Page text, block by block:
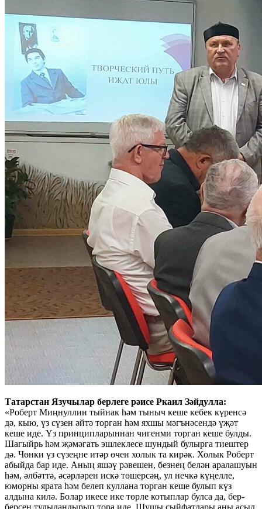
Татарстан Язучылар берлеге рәисе Ркаил Зәйдулла:
«Роберт Миңнуллин тыйнак һәм тыныч кеше кебек күренсә
дә, кыю, үз сүзен әйтә торган һәм яхшы мәгънәсендә үҗәт
кеше иде. Үз принципларыннан чигенми торган кеше булды.
Шагыйрь һәм җәмәгать эшлеклесе шундый булырга тиештер
дә. Чөнки үз сүзеңне итәр өчен холык та кирәк. Холык Роберт
абыйда бар иде. Аның яшәү рәвешен, безнең белән аралашуын
һәм, әлбәттә, әсәрләрен искә төшерсәң, ул нечкә күңелле,
юморны ярата һәм белеп куллана торган кеше булып күз
алдына килә. Болар икесе ике төрле котыплар булса да, бер-
берсен тулыландырып тора иде. Шушы сыйфатлары аны асыл